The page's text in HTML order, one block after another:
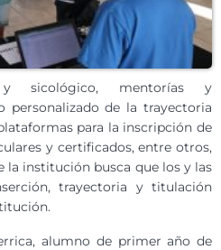
y sicológico, mentorías y
personalizado de la trayectoria
para la inscripción de
y certificados, entre otros,
la institución busca que los y las
trayectoria y titulación
alumno de primer año de